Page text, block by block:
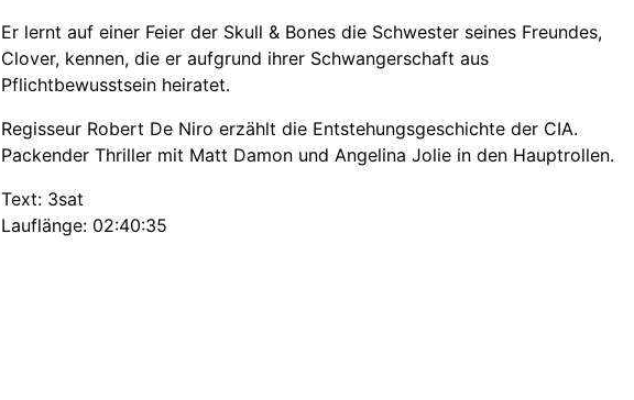
Er lernt auf einer Feier der Skull & Bones die Schwester seines Freundes,
Clover, kennen, die er aufgrund ihrer Schwangerschaft aus
Pflichtbewusstsein heiratet.
Regisseur Robert De Niro erzählt die Entstehungsgeschichte der CIA.
Packender Thriller mit Matt Damon und Angelina Jolie in den Hauptrollen.
Text: 3sat
Lauflänge: 02:40:35